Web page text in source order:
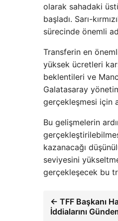
olarak sahadaki
başladı. Sarı-
sürecinde önemli
Transferin en
yüksek ücretleri
beklentileri ve
Galatasaray
gerçekleşmesi için
Bu gelişmelerin
kazanacağı
seviyesini
gerçekleşecek bu
← TFF Başkanı
İddialarını